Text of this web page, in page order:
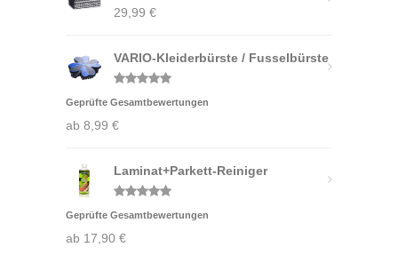
29,99 €
VARIO-Kleiderbürste / Fusselbürste
mit5.00
Geprüfte Gesamtbewertungen
ab 8,99 €
Laminat+Parkett-Reiniger
Bewertet
mit5.00
Geprüfte Gesamtbewertungen
ab 17,90 €